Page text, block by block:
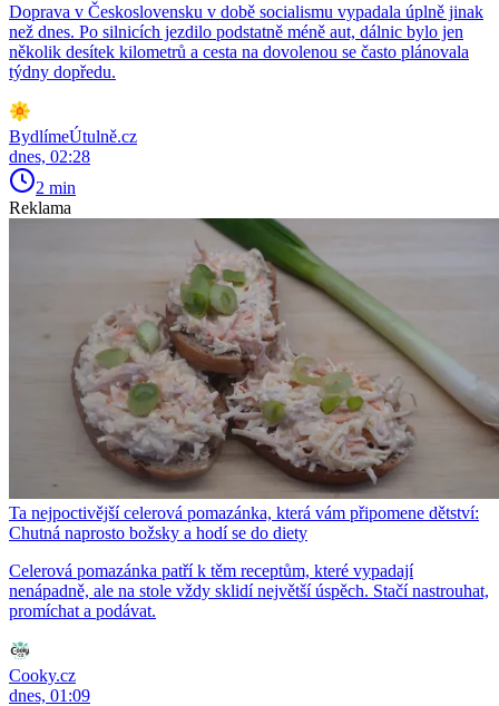
Doprava v Československu v době socialismu vypadala úplně jinak
než dnes. Po silnicích jezdilo podstatně méně aut, dálnic bylo jen
několik desítek kilometrů a cesta na dovolenou se často plánovala
týdny dopředu.
BydlímeÚtulně.cz
dnes, 02:28
2 min
Reklama
Ta nejpoctivější celerová pomazánka, která vám připomene dětství:
Chutná naprosto božsky a hodí se do diety
Celerová pomazánka patří k těm receptům, které vypadají
nenápadně, ale na stole vždy sklidí největší úspěch. Stačí nastrouhat,
promíchat a podávat.
Cooky.cz
dnes, 01:09